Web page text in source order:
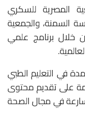
المصرية للسكري
السمنة، والجمعية
خلال برنامج علمي
في التعليم الطبي
على تقديم محتوى
في مجال الصحة